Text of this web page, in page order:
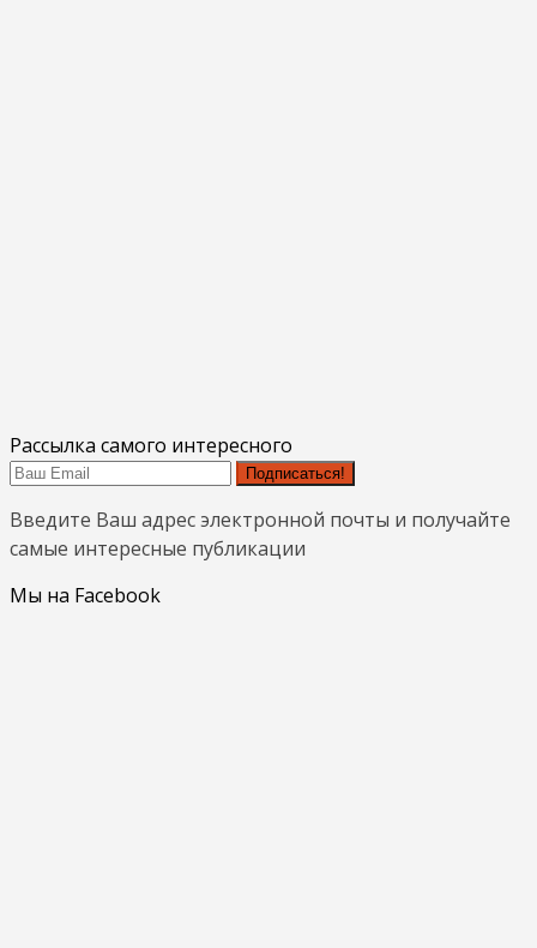
Рассылка самого интересного
Подписаться!
Введите Ваш адрес электронной почты и получайте
самые интересные публикации
Мы на Facebook